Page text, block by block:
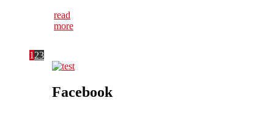
read
more
1 23
Facebook